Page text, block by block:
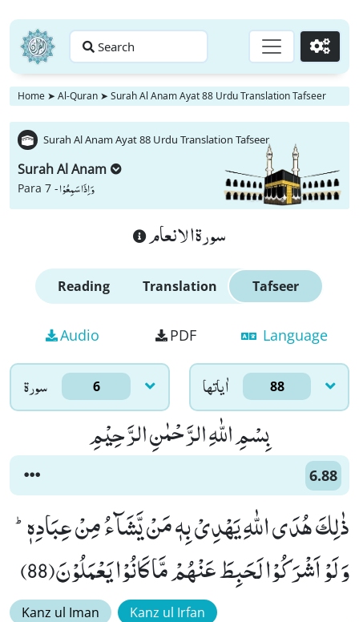
Search Go
Home ➤ Al-Quran ➤ Surah Al Anam Ayat 88 Urdu Translation Tafseer
Surah Al Anam Ayat 88 Urdu Translation Tafseer
Surah Al Anam
Para 7 -وَ اِذَا سَمِعُوْا
سورة الانعام
Reading Translation Tafseer
Audio PDF Language
سورۃ 6 اٰياتها 88
بِسْمِ اللّٰهِ الرَّحْمٰنِ الرَّحِیْمِ
6.88
ذٰلِكَ هُدَى اللّٰهِ یَهْدِیْ بِهٖ مَنْ یَّشَآءُ مِنْ عِبَادِهٖؕ-
وَ لَوْ اَشْرَكُوْا لَحَبِطَ عَنْهُمْ مَّا كَانُوْا یَعْمَلُوْنَ(88)
Kanz ul Iman Kanz ul Irfan